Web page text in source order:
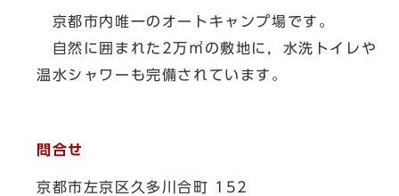
京都市内唯一のオートキャンプ場です。
自然に囲まれた2万㎡の敷地に，水洗トイレや
温水シャワーも完備されています。
問合せ
京都市左京区久多川合町 152